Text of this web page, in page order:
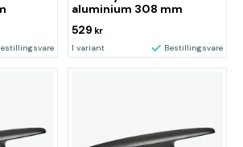
aluminium 308 mm
529 kr
1 variant Bestillingsvare